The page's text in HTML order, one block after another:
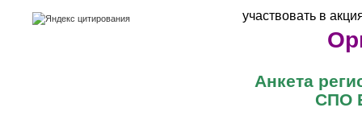
участвовать в
Анкета
СПО